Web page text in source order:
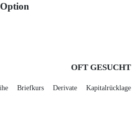
OFT GESUCHT
Briefkurs Derivate Kapitalrücklage